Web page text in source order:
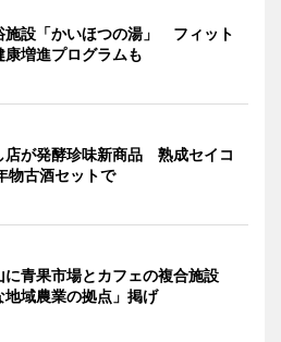
施設「かいほつの湯」 フィット
康増進プログラムも
店が発酵珍味新商品 熟成セイコ
物古酒セットで
に青果市場とカフェの複合施設
地域農業の拠点」掲げ